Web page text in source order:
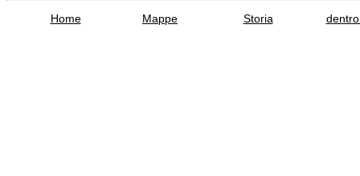
Home Mappe Storia